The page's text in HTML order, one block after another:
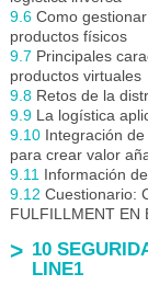
9.6Como
productos físicos
9.7 Principales
productos virtuales
9.8Retos de la
9.9La logística
9.10Integración de
para crear valor
9.11 Información
9.12 Cuestionario:
FULFILLMENT EN
10
LINE1